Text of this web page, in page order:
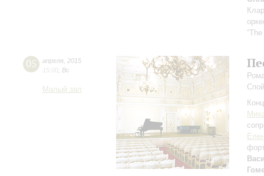
05 апреля 2015
15:00 Вс
Малый зал